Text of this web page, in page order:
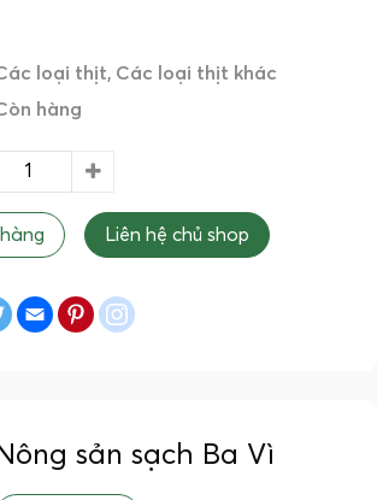
loại thịt Các loại thịt khác
hàng
Liên hệ chủ shop
TwitterEmail Pinterest
Nông sản sạch Ba Vì